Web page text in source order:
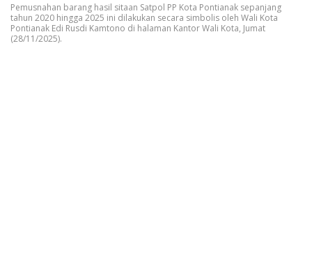
Pemusnahan barang hasil sitaan Satpol PP Kota Pontianak sepanjang
tahun 2020 hingga 2025 ini dilakukan secara simbolis oleh Wali Kota
Pontianak Edi Rusdi Kamtono di halaman Kantor Wali Kota, Jumat
(28/11/2025).